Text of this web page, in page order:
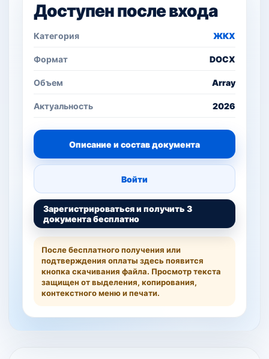
Доступен после входа
Категория ЖКХ
Формат DOCX
Объем Array
Актуальность 2026
Описание и состав документа
Войти
Зарегистрироваться и получить 3
документа бесплатно
После бесплатного получения или
подтверждения оплаты здесь появится
кнопка скачивания файла. Просмотр текста
защищен от выделения, копирования,
контекстного меню и печати.